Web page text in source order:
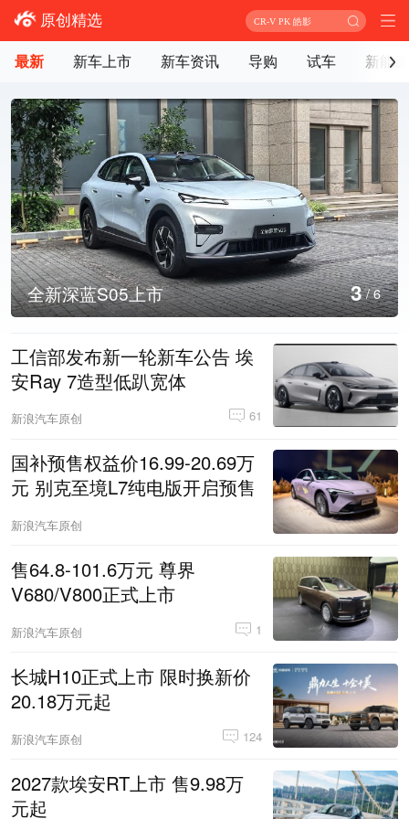
原创精选 CR-V PK 皓影
最新 新车上市 新车资讯 导购 试车 新能源
4/6
全新深蓝S05上市
工信部发布新一轮新车公告 埃
安Ray 7造型低趴宽体
新浪汽车原创 61
国补预售权益价16.99-20.69万
元 别克至境L7纯电版开启预售
新浪汽车原创
售64.8-101.6万元 尊界
V680/V800正式上市
新浪汽车原创 1
长城H10正式上市 限时换新价
20.18万元起
新浪汽车原创 124
2027款埃安RT上市 售9.98万
元起